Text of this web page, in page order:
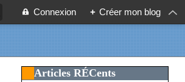
Connexion + Créer mon blog
Articles RÉCents